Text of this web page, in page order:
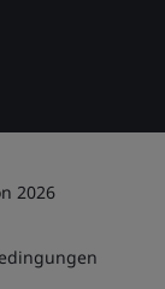
2026